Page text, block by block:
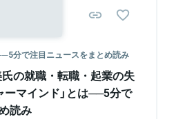
分で注目ニュースをまとめ読み
の就職・転職・起業の失
ーマインド」とは──5分で
読み